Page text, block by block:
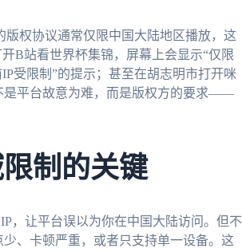
权协议通常仅限中国大陆地区播放，这
B站看世界杯集锦，屏幕上会显示“仅限
受限制”的提示；甚至在胡志明市打开咪
是平台故意为难，而是版权方的要求——
制的关键
，让平台误以为你在中国大陆访问。但不
、卡顿严重，或者只支持单一设备。这